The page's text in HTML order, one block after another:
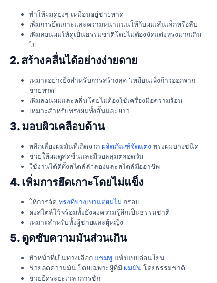
ทำให้ผมดูยุ่งๆ เหมือนอยู่ชายหาด
เพิ่มการยึดเกาะและความหนาแน่นให้กับผมเส้นเล็กหรือลีบ
เพิ่มลอนผมให้ดูเป็นธรรมชาติโดยไม่ต้องจัดแต่งทรงมากเกิน
ไป
2. สร้างคลื่นได้อย่างง่ายดาย
เหมาะอย่างยิ่งสำหรับการสร้างลุค ‘เหมือนเพิ่งก้าวออกจาก
ชายหาด’
เพิ่มลอนผมและคลื่นโดยไม่ต้องใช้เครื่องมือความร้อน
เหมาะสำหรับทรงผมทั้งสั้นและยาว
3. มอบผิวเคลือบด้าน
หลีกเลี่ยงผมมันที่เกิดจาก ผลิตภัณฑ์จัดแต่ง ทรงผมบางชนิด
ช่วยให้ผมดูสดชื่นและมีวอลลุ่มตลอดวัน
ใช้งานได้ดีทั้งสไตล์ลำลองและสไตล์มืออาชีพ
4. เพิ่มการยึดเกาะโดยไม่แข็ง
ให้การจัด ทรงที่บางเบาแต่ผมไม่ กรอบ
คงสไตล์ไว้พร้อมทั้งยังคงความรู้สึกเป็นธรรมชาติ
เหมาะสำหรับทั้งผู้ชายและผู้หญิง
5. ดูดซับความมันส่วนเกิน
ทำหน้าที่เป็นทางเลือก แชมพู แห้งแบบอ่อนโยน
ช่วยลดความมัน โดยเฉพาะผู้ที่มี ผมมัน โดยธรรมชาติ
ช่วยยืดระยะเวลาการซัก